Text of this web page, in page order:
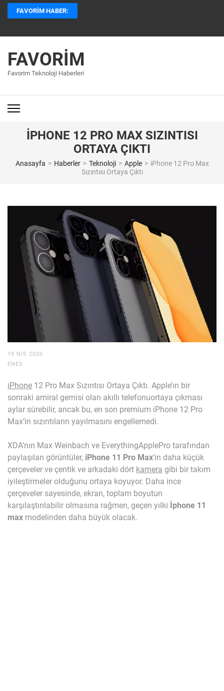
İçeriğe
atla
basın)
FAVORIM HABER:
FAVORIM
Favorim Teknoloji Haberleri
IPHONE 12 PRO MAX SIZINTISI
ORTAYA ÇIKTI
Anasayfa > Haberler > Teknoloji > Apple > iPhone 12 Pro Max
Sızıntısı Ortaya Çıktı
19 NIS 2020
ENES
iPhone 12 Pro Max Sızıntısı Ortaya Çıktı. Apple’ın bir
sonraki amiral gemisi olan akıllı telefonuortaya çıkması
aylar sürebilir, ancak bu, en son premium iPhone 12 Pro
Max’in sızıntıların yayılmasını engellemedi.
XDA’nın Max Weinbach ve EverythingApplePro tarafından
paylaşılan görüntüler, iPhone 11 Pro Max‘in daha küçük
çerçeveler ve çentik ve arkadaki dört kamera gibi bir takım
iyileştirmeler olduğunu ortaya koyuyor. Daha ince
çerçeveler sayesinde, ekran, toplam boyutun
karşılaştırılabilir olmasına rağmen, geçen yılki İphone 11
max modelinden daha büyük olacak.